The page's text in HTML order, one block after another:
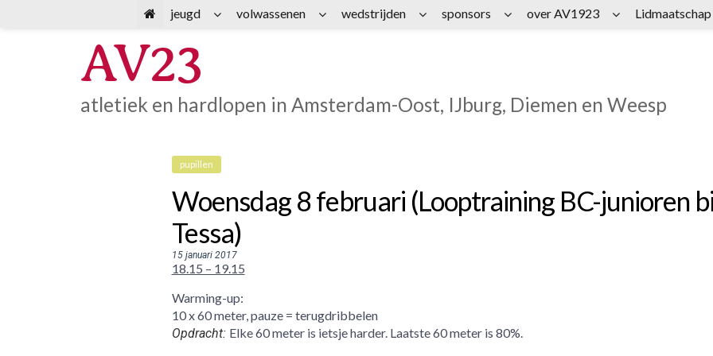
AV23
atletiek en hardlopen in Amsterdam-Oost, IJburg, Diemen en Weesp
pupillen
Woensdag 8 februari (Looptraining BC-junioren
Tessa)
15 januari 2017
18.15 – 19.15
Warming-up:
10 x 60 meter, pauze = terugdribbelen
Opdracht: Elke 60 meter is ietsje harder. Laatste 60 meter is 80%.
jeugd volwassenen wedstrijden sponsors over AV1923 Lidmaatschap